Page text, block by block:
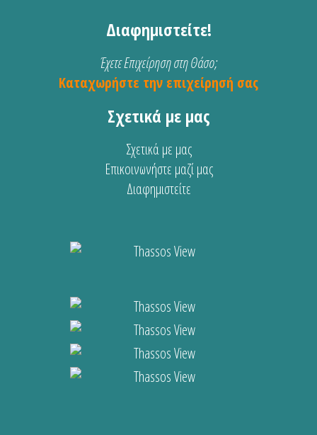
Διαφημιστείτε!
Έχετε Επιχείρηση στη Θάσο;
Καταχωρήστε την επιχείρησή σας
Σχετικά με μας
Σχετικά με μας
Επικοινωνήστε μαζί μας
Διαφημιστείτε